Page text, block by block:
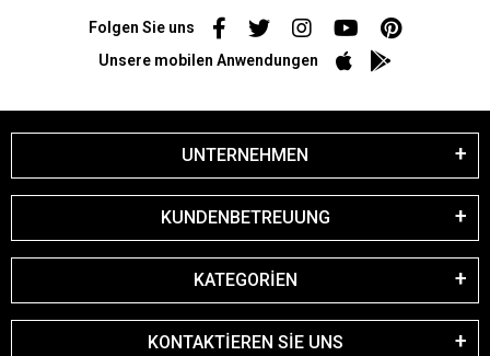
Folgen Sie uns
Unsere mobilen Anwendungen
UNTERNEHMEN
KUNDENBETREUUNG
KATEGORİEN
KONTAKTİEREN SİE UNS